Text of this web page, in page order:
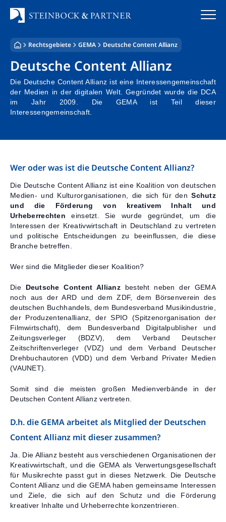
Inhalt
springen
Startseite
Kanzlei
Team
Steuerberatung
Stellenangebote
Kontakt
Rechtsgebiete GEMA Deutsche Content Allianz
Deutsche Content Allianz
Die Deutsche Content Allianz ist eine Interessengemeinschaft
der Medien in der digitalen Welt. Gegründet wurde die DCA
im Jahr 2009. Die GEMA ist Teil dieser
Interessengemeinschaft.
Wer oder was ist die Deutsche Content Allianz?
Die Deutsche Content Allianz ist eine Koalition von deutschen
Medien- und Kulturorganisationen, die sich für denSchutz
und die Förderung von kreativem Inhalt und
Urheberrechten einsetzt. Sie wurde gegründet, um die
Interessen der Kreativwirtschaft in Deutschland zu vertreten
und politische Entscheidungen zu beeinflussen, die diese
Branche betreffen.
Wer sind die Mitglieder dieser Koalition?
Die Deutsche Content Allianz besteht neben der GEMA
noch aus der ARD und dem ZDF, dem Börsenverein des
deutschen Buchhandels, dem Bundesverband Musikindustrie,
der Produzentenallianz, der SPIO (Spitzenorganisation der
Filmwirtschaft), dem Bundesverband Digitalpublisher und
Zeitungsverleger (BDZV), dem Verband Deutscher
Zeitschriftenverleger (VDZ) und dem Verband Deutscher
Drehbuchautoren (VDD) und dem Verband Privater Medien
(VAUNET).
Somit sind die meisten großen Medienverbände in der
Deutschen Content Allianz vertreten.
D.h. die GEMA arbeitet als Mitglied der Deutschen
Content Allianz mit dieser zusammen?
Ja. Die Allianz besteht aus verschiedenen Organisationen der
Kreativwirtschaft, und die GEMA als Verwertungsgesellschaft
für Musikrechte passt gut in dieses Netzwerk. Die Deutsche
Content Allianz und die GEMA haben gemeinsame Interessen
und Ziele, die sich auf den Schutz und die Förderung
kreativer Inhalte und Urheberrechte konzentrieren.